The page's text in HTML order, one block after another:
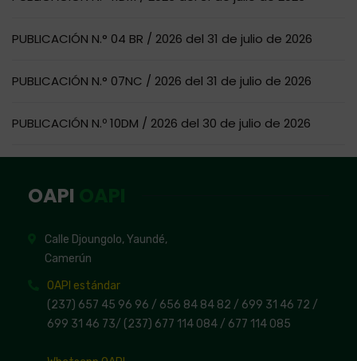
PUBLICACIÓN N.° 04 BR / 2026 del 31 de julio de 2026
PUBLICACIÓN N.° 07NC / 2026 del 31 de julio de 2026
PUBLICACIÓN N.º 10DM / 2026 del 30 de julio de 2026
OAPI
Calle Djoungolo, Yaundé,
Camerún
OAPI estándar
(237) 657 45 96 96 / 656 84 84 82 / 699 31 46 72 /
699 31 46 73/ (237) 677 114 084 / 677 114 085